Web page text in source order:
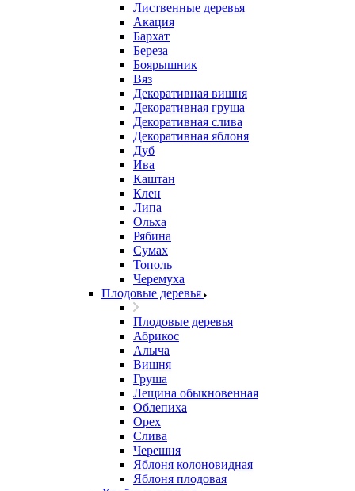
Лиственные деревья
Акация
Бархат
Береза
Боярышник
Вяз
Декоративная вишня
Декоративная груша
Декоративная слива
Декоративная яблоня
Дуб
Ива
Каштан
Клен
Липа
Ольха
Рябина
Сумах
Тополь
Черемуха
Плодовые деревья
Плодовые деревья
Абрикос
Алыча
Вишня
Груша
Лещина обыкновенная
Облепиха
Орех
Слива
Черешня
Яблоня колоновидная
Яблоня плодовая